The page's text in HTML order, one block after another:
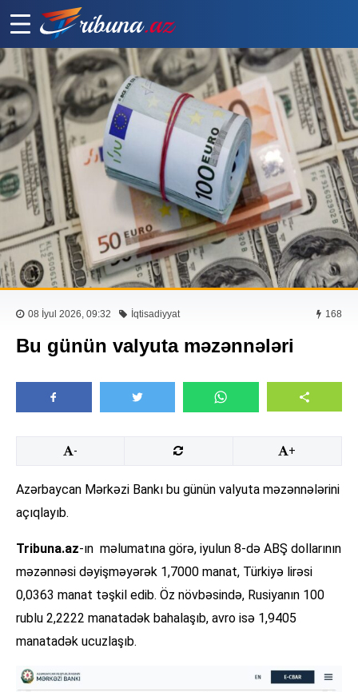
08 İyul 2026, 09:32 İqtisadiyyat 168
Bu günün valyuta məzənnələri
- +
Azərbaycan Mərkəzi Bankı bu günün valyuta məzənnələrini
açıqlayıb.
Tribuna.az-ın məlumatına görə, iyulun 8-də ABŞ dollarının
məzənnəsi dəyişməyərək 1,7000 manat, Türkiyə lirəsi
0,0363 manat təşkil edib. Öz növbəsində, Rusiyanın 100
rublu 2,2222 manatadək bahalaşıb, avro isə 1,9405
manatadək ucuzlaşıb.